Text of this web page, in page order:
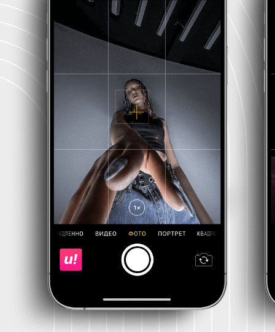
2890 с
-70%
Группа с участниками курса
Доступ к 35 видеоурокам